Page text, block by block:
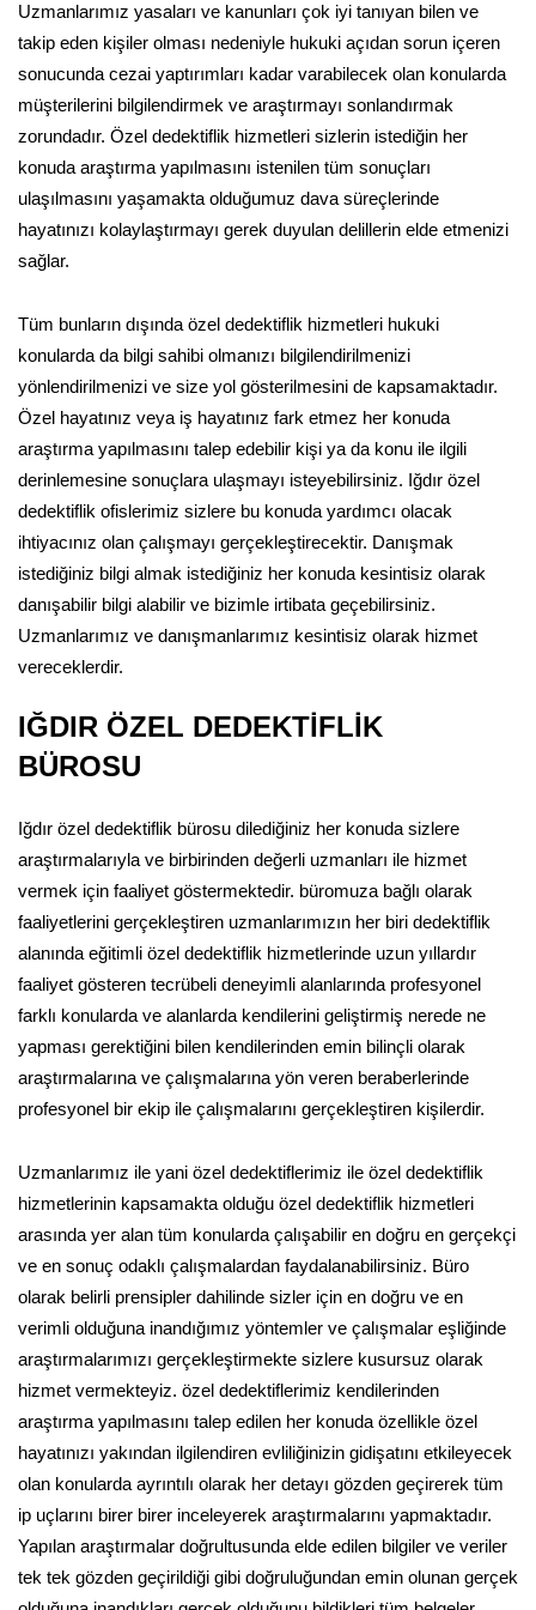
Uzmanlarımız yasaları ve kanunları çok iyi tanıyan bilen ve
takip eden kişiler olması nedeniyle hukuki açıdan sorun içeren
sonucunda cezai yaptırımları kadar varabilecek olan konularda
müşterilerini bilgilendirmek ve araştırmayı sonlandırmak
zorundadır. Özel dedektiflik hizmetleri sizlerin istediğin her
konuda araştırma yapılmasını istenilen tüm sonuçları
ulaşılmasını yaşamakta olduğumuz dava süreçlerinde
hayatınızı kolaylaştırmayı gerek duyulan delillerin elde etmenizi
sağlar.
Tüm bunların dışında özel dedektiflik hizmetleri hukuki
konularda da bilgi sahibi olmanızı bilgilendirilmenizi
yönlendirilmenizi ve size yol gösterilmesini de kapsamaktadır.
Özel hayatınız veya iş hayatınız fark etmez her konuda
araştırma yapılmasını talep edebilir kişi ya da konu ile ilgili
derinlemesine sonuçlara ulaşmayı isteyebilirsiniz. Iğdır özel
dedektiflik ofislerimiz sizlere bu konuda yardımcı olacak
ihtiyacınız olan çalışmayı gerçekleştirecektir. Danışmak
istediğiniz bilgi almak istediğiniz her konuda kesintisiz olarak
danışabilir bilgi alabilir ve bizimle irtibata geçebilirsiniz.
Uzmanlarımız ve danışmanlarımız kesintisiz olarak hizmet
vereceklerdir.
IĞDIR ÖZEL DEDEKTİFLİK
BÜROSU
Iğdır özel dedektiflik bürosu dilediğiniz her konuda sizlere
araştırmalarıyla ve birbirinden değerli uzmanları ile hizmet
vermek için faaliyet göstermektedir. büromuza bağlı olarak
faaliyetlerini gerçekleştiren uzmanlarımızın her biri dedektiflik
alanında eğitimli özel dedektiflik hizmetlerinde uzun yıllardır
faaliyet gösteren tecrübeli deneyimli alanlarında profesyonel
farklı konularda ve alanlarda kendilerini geliştirmiş nerede ne
yapması gerektiğini bilen kendilerinden emin bilinçli olarak
araştırmalarına ve çalışmalarına yön veren beraberlerinde
profesyonel bir ekip ile çalışmalarını gerçekleştiren kişilerdir.
Uzmanlarımız ile yani özel dedektiflerimiz ile özel dedektiflik
hizmetlerinin kapsamakta olduğu özel dedektiflik hizmetleri
arasında yer alan tüm konularda çalışabilir en doğru en gerçekçi
ve en sonuç odaklı çalışmalardan faydalanabilirsiniz. Büro
olarak belirli prensipler dahilinde sizler için en doğru ve en
verimli olduğuna inandığımız yöntemler ve çalışmalar eşliğinde
araştırmalarımızı gerçekleştirmekte sizlere kusursuz olarak
hizmet vermekteyiz. özel dedektiflerimiz kendilerinden
araştırma yapılmasını talep edilen her konuda özellikle özel
hayatınızı yakından ilgilendiren evliliğinizin gidişatını etkileyecek
olan konularda ayrıntılı olarak her detayı gözden geçirerek tüm
ip uçlarını birer birer inceleyerek araştırmalarını yapmaktadır.
Yapılan araştırmalar doğrultusunda elde edilen bilgiler ve veriler
tek tek gözden geçirildiği gibi doğruluğundan emin olunan gerçek